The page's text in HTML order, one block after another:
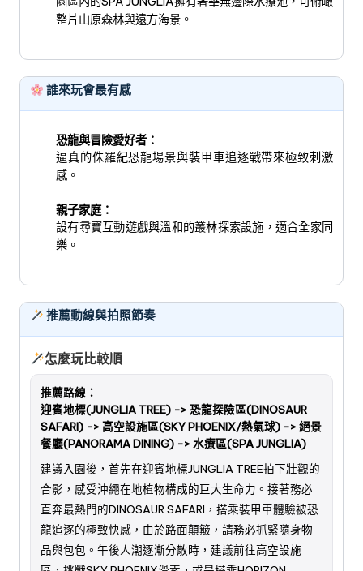
整片山原森林與遠方海景。
誰來玩會最有感
恐龍與冒險愛好者：
逼真的侏羅紀恐龍場景與裝甲車追逐戰帶來極致刺激
感。
親子家庭：
設有尋寶互動遊戲與溫和的叢林探索設施，適合全家同
樂。
推薦動線與拍照節奏
怎麼玩比較順
推薦路線：
迎賓地標(JUNGLIA TREE) -> 恐龍探險區(DINOSAUR
SAFARI) -> 高空設施區(SKY PHOENIX/熱氣球) -> 絕景
餐廳(PANORAMA DINING) -> 水療區(SPA JUNGLIA)
建議入園後，首先在迎賓地標JUNGLIA TREE拍下壯觀的
合影，感受沖繩在地植物構成的巨大生命力。接著務必
直奔最熱門的DINOSAUR SAFARI，搭乘裝甲車體驗被恐
龍追逐的極致快感，由於路面顛簸，請務必抓緊隨身物
品與包包。午後人潮逐漸分散時，建議前往高空設施